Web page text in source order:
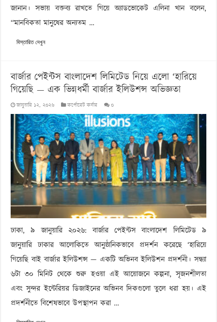
জানান। সভায় বক্তব্য রাখতে গিয়ে অ্যাডভোকেট এলিনা খান বলেন,
“মানবিকতা মানুষের অন্যতম …
বিস্তারিত দেখুন
বার্জার পেইন্টস বাংলাদেশ লিমিটেড নিয়ে এলো ‘হারিয়ে
গিয়েছি — এক ভিন্নধর্মী বার্জার ইলিউশন্স অভিজ্ঞতা
জানুয়ারি ১২, ২০২৬ কর্পোরেট কর্নার ০
ঢাকা, ৯ জানুয়ারি ২০২৬: বার্জার পেইন্টস বাংলাদেশ লিমিটেড ৯
জানুয়ারি ঢাকার আলোকিতে আনুষ্ঠানিকভাবে প্রদর্শন করেছে ‘হারিয়ে
গিয়েছি বাই বার্জার ইলিউশন্স — একটি অভিনব ইলিউশন প্রদর্শনী। সন্ধ্যা
৬টা ৩০ মিনিট থেকে শুরু হওয়া এই আয়োজনে কল্পনা, সৃজনশীলতা
এবং সুন্দর ইন্টেরিয়র ডিজাইনের অভিনব দিকগুলো তুলে ধরা হয়। এই
প্রদর্শনীতে বিশেষভাবে উপস্থাপন করা …